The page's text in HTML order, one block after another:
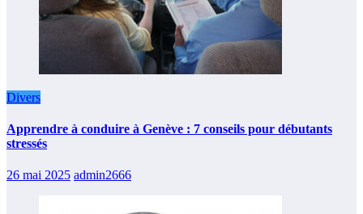
Divers
Apprendre à conduire à Genève : 7 conseils pour débutants
stressés
26 mai 2025 admin2666